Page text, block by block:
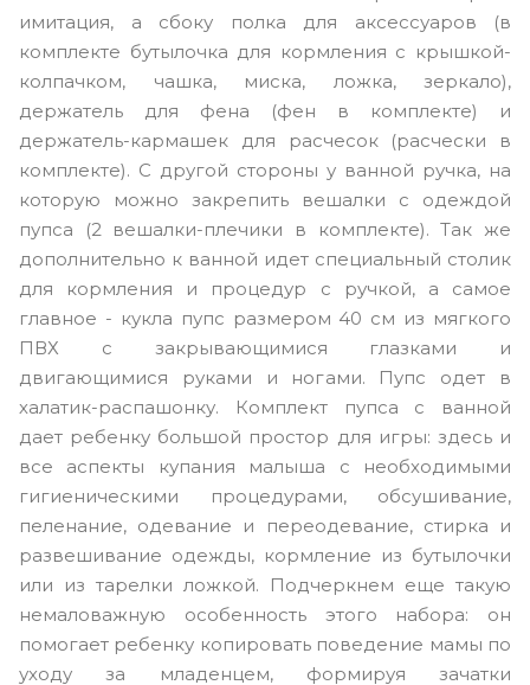
имитация, а сбоку полка для аксессуаров (в
комплекте бутылочка для кормления с крышкой-
колпачком, чашка, миска, ложка, зеркало),
держатель для фена (фен в комплекте) и
держатель-кармашек для расчесок (расчески в
комплекте). С другой стороны у ванной ручка, на
которую можно закрепить вешалки с одеждой
пупса (2 вешалки-плечики в комплекте). Так же
дополнительно к ванной идет специальный столик
для кормления и процедур с ручкой, а самое
главное - кукла пупс размером 40 см из мягкого
ПВХ с закрывающимися глазками и
двигающимися руками и ногами. Пупс одет в
халатик-распашонку. Комплект пупса с ванной
дает ребенку большой простор для игры: здесь и
все аспекты купания малыша с необходимыми
гигиеническими процедурами, обсушивание,
пеленание, одевание и переодевание, стирка и
развешивание одежды, кормление из бутылочки
или из тарелки ложкой. Подчеркнем еще такую
немаловажную особенность этого набора: он
помогает ребенку копировать поведение мамы по
уходу за младенцем, формируя зачатки